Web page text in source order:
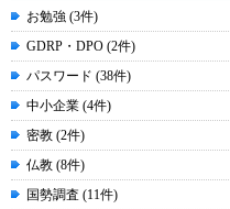
お勉強 (3件)
GDRP・DPO (2件)
パスワード (38件)
中小企業 (4件)
密教 (2件)
仏教 (8件)
国勢調査 (11件)